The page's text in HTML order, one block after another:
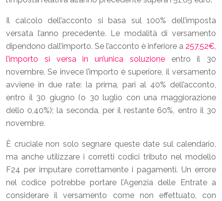
Il calcolo dell’acconto si basa sul 100% dell’imposta
versata l’anno precedente. Le modalità di versamento
dipendono dall’importo. Se l’acconto è inferiore a 257,52€,
l’importo si versa in un’unica soluzioneentro il 30
novembre. Se invece l’importo è superiore, il versamento
avviene in due rate: la prima, pari al 40% dell’acconto,
entro il 30 giugno (o 30 luglio con una maggiorazione
dello 0,40%); la seconda, per il restante 60%, entro il 30
novembre.
È cruciale non solo segnare queste date sul calendario,
ma anche utilizzare i corretti codici tributo nel modello
F24 per imputare correttamente i pagamenti. Un errore
nel codice potrebbe portare l’Agenzia delle Entrate a
considerare il versamento come non effettuato, con